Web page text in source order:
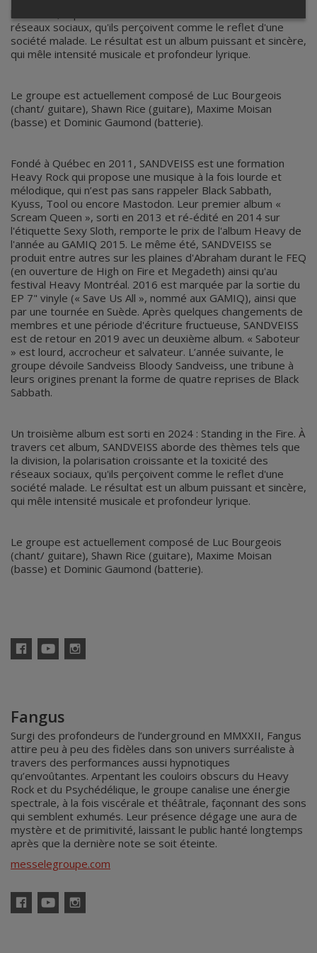
réseaux sociaux, qu'ils perçoivent comme le reflet d'une
société malade. Le résultat est un album puissant et sincère,
qui mêle intensité musicale et profondeur lyrique.
Le groupe est actuellement composé de Luc Bourgeois
(chant/ guitare), Shawn Rice (guitare), Maxime Moisan
(basse) et Dominic Gaumond (batterie).
Fondé à Québec en 2011, SANDVEISS est une formation
Heavy Rock qui propose une musique à la fois lourde et
mélodique, qui n’est pas sans rappeler Black Sabbath,
Kyuss, Tool ou encore Mastodon. Leur premier album «
Scream Queen », sorti en 2013 et ré-édité en 2014 sur
l'étiquette Sexy Sloth, remporte le prix de l'album Heavy de
l'année au GAMIQ 2015. Le même été, SANDVEISS se
produit entre autres sur les plaines d'Abraham durant le FEQ
(en ouverture de High on Fire et Megadeth) ainsi qu'au
festival Heavy Montréal. 2016 est marquée par la sortie du
EP 7" vinyle (« Save Us All », nommé aux GAMIQ), ainsi que
par une tournée en Suède. Après quelques changements de
membres et une période d'écriture fructueuse, SANDVEISS
est de retour en 2019 avec un deuxième album. « Saboteur
» est lourd, accrocheur et salvateur. L’année suivante, le
groupe dévoile Sandveiss Bloody Sandveiss, une tribune à
leurs origines prenant la forme de quatre reprises de Black
Sabbath.
Un troisième album est sorti en 2024 : Standing in the Fire. À
travers cet album, SANDVEISS aborde des thèmes tels que
la division, la polarisation croissante et la toxicité des
réseaux sociaux, qu'ils perçoivent comme le reflet d'une
société malade. Le résultat est un album puissant et sincère,
qui mêle intensité musicale et profondeur lyrique.
Le groupe est actuellement composé de Luc Bourgeois
(chant/ guitare), Shawn Rice (guitare), Maxime Moisan
(basse) et Dominic Gaumond (batterie).
Fangus
Surgi des profondeurs de l’underground en MMXXII, Fangus
attire peu à peu des fidèles dans son univers surréaliste à
travers des performances aussi hypnotiques
qu’envoûtantes. Arpentant les couloirs obscurs du Heavy
Rock et du Psychédélique, le groupe canalise une énergie
spectrale, à la fois viscérale et théâtrale, façonnant des sons
qui semblent exhumés. Leur présence dégage une aura de
mystère et de primitivité, laissant le public hanté longtemps
après que la dernière note se soit éteinte.
messelegroupe.com